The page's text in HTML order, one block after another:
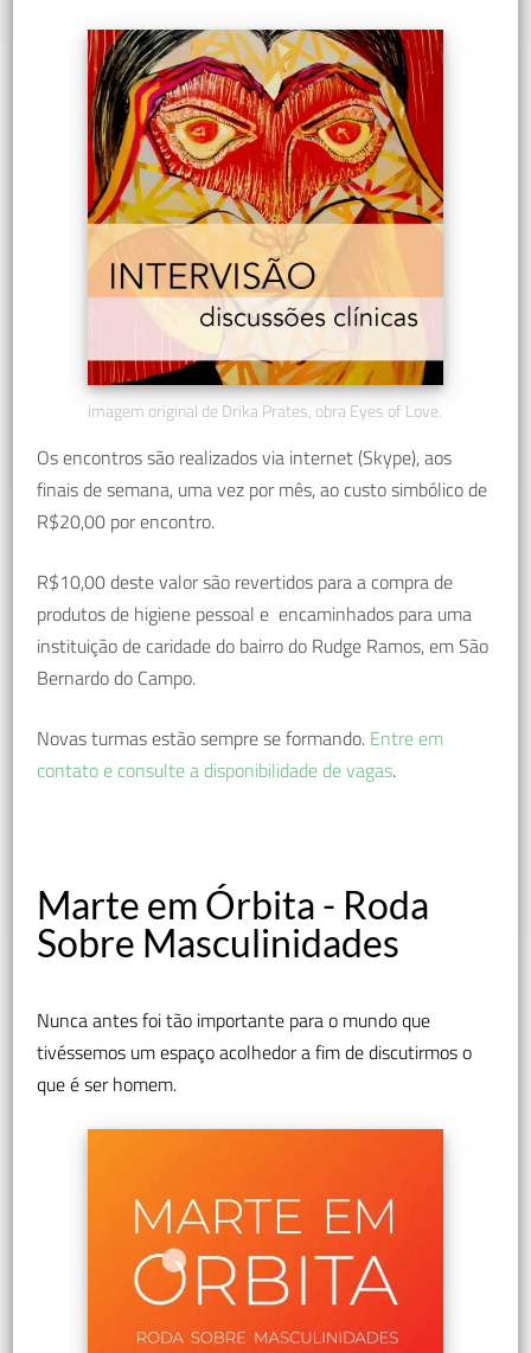
imagem original de Drika Prates, obra Eyes of Love.
Os encontros são realizados via internet (Skype), aos
finais de semana, uma vez por mês, ao custo simbólico de
R$20,00 por encontro.
R$10,00 deste valor são revertidos para a compra de
produtos de higiene pessoal e encaminhados para uma
instituição de caridade do bairro do Rudge Ramos, em São
Bernardo do Campo.
Novas turmas estão sempre se formando. Entre em
contato e consulte a disponibilidade de vagas.
Marte em Órbita - Roda
Sobre Masculinidades
Nunca antes foi tão importante para o mundo que
tivéssemos um espaço acolhedor a fim de discutirmos o
que é ser homem.